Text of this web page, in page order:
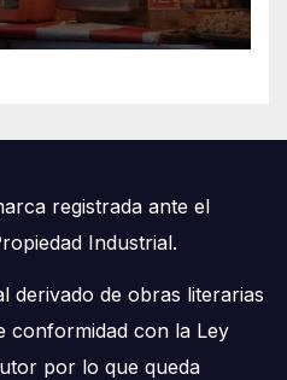
registrada ante el
Industrial.
derivado de obras literarias
conformidad con la Ley
por lo que queda